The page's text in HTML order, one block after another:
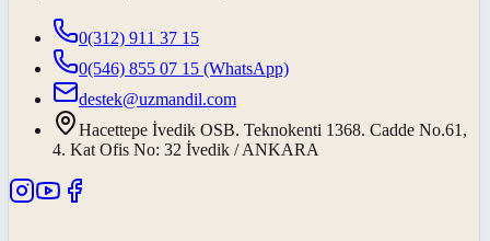
0(312) 911 37 15
0(546) 855 07 15 (WhatsApp)
destek@uzmandil.com
Hacettepe İvedik OSB. Teknokenti 1368. Cadde No.61,
4. Kat Ofis No: 32 İvedik / ANKARA